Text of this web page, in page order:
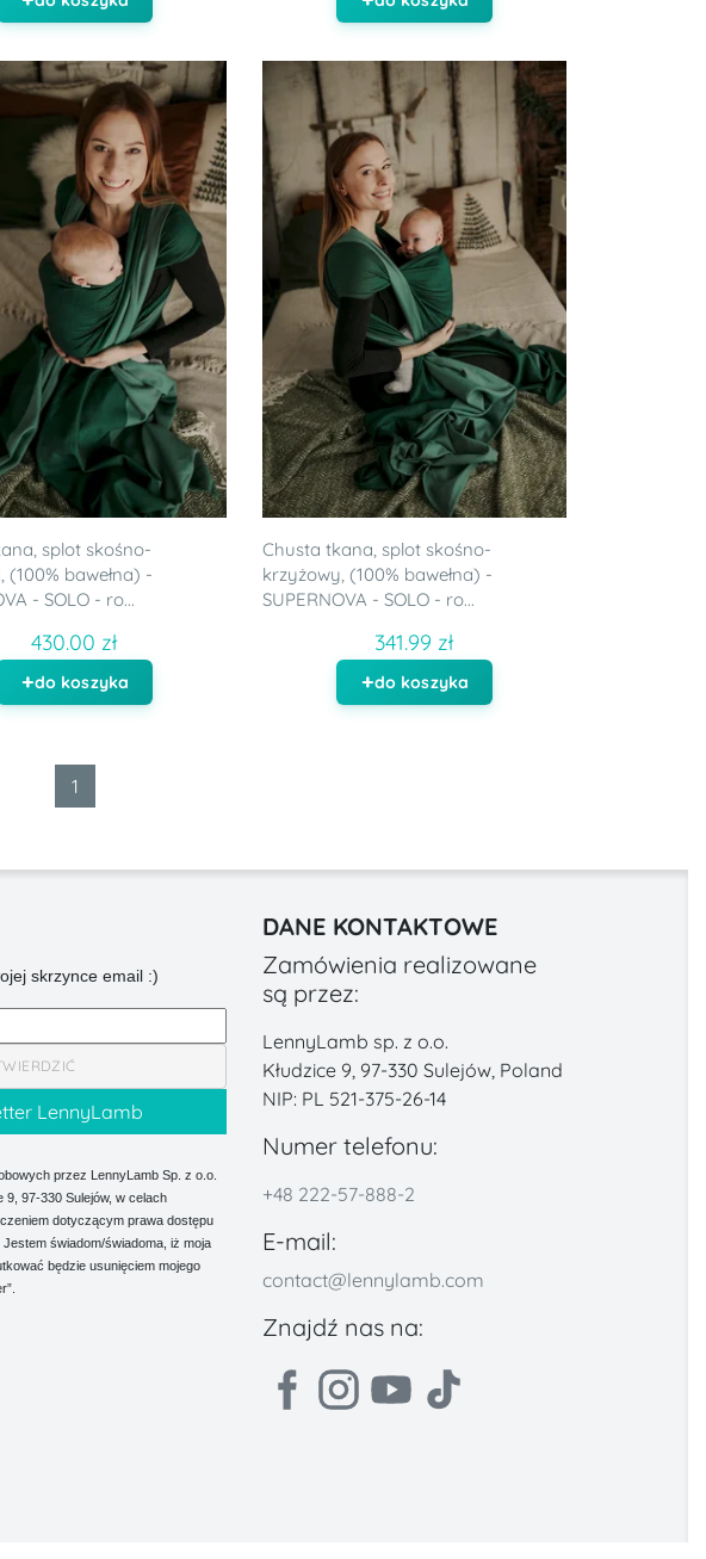
splot skośno-
(100% bawełna) -
- SOLO - ro...
430.00 zł
do koszyka
Chusta tkana, splot skośno-
krzyżowy, (100% bawełna) -
SUPERNOVA - SOLO - ro...
341.99 zł
do koszyka
1
skrzynce email :)
przez LennyLamb Sp. z o.o.
9, 97-330 Sulejów, w celach
dotyczącym prawa dostępu
świadom/świadoma, iż moja
będzie usunięciem mojego
DANE KONTAKTOWE
Zamówienia realizowane
są przez:
LennyLamb sp. z o.o.
Kłudzice 9, 97-330 Sulejów, Poland
NIP: PL 521-375-26-14
Numer telefonu:
+48 222-57-888-2
E-mail:
contact@lennylamb.com
Znajdź nas na: